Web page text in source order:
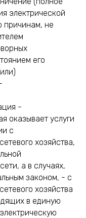
электрической
причинам, не
его
-
оказывает услуги
с
хозяйства,
а в случаях,
законом, - с
хозяйства
в единую